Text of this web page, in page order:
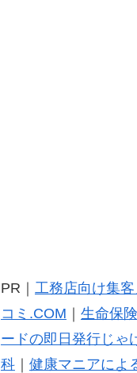
PR｜ 工務店向け集
コミ.COM
生命保
ードの即日発行じゃ
科｜ 健康マニアによ